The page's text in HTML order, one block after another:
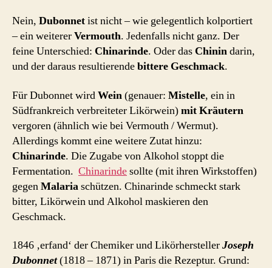
Nein, Dubonnetist nicht – wie gelegentlich kolportiert
– ein weitererVermouth. Jedenfalls nicht ganz. Der
feine Unterschied: Chinarinde. Oder das Chinindarin,
und der daraus resultierendebittere Geschmack.
Für Dubonnet wirdWein(genauer: Mistelle, ein in
Südfrankreich verbreiteter Likörwein)mit Kräutern
vergoren (ähnlich wie bei Vermouth / Wermut).
Allerdings kommt eine weitere Zutat hinzu:
Chinarinde. Die Zugabe von Alkohol stoppt die
Fermentation. Chinarindesollte (mit ihren Wirkstoffen)
gegenMalariaschützen. Chinarinde schmeckt stark
bitter, Likörwein und Alkohol maskieren den
Geschmack.
1846 ‚erfand‘ der Chemiker und LikörherstellerJoseph
Dubonnet(1818 – 1871) in Paris die Rezeptur. Grund: